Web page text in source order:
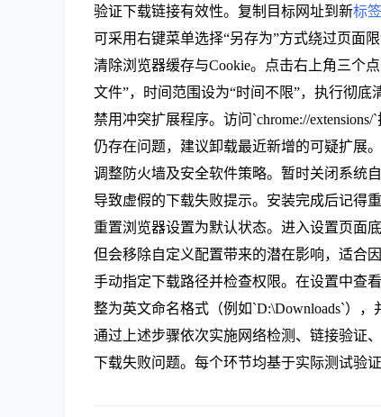
验证下载链接有效性。复制目标网址到新标
可采用右键菜单选择“另存为”方式绕过页面限
清除浏览器缓存与Cookie。点击右上角三个
文件”，时间范围设为“时间不限”，执行彻
禁用冲突扩展程序。访问`chrome://
仍存在问题，建议卸载最近新增的可疑扩展
调整防火墙及安全软件策略。暂时关闭系统
导致虚假的下载失败提示。安装完成后记得
重置浏览器设置为默认状态。进入设置页面
但会移除自定义配置带来的潜在影响，适合
手动指定下载路径并检查权限。在设置中查
整为英文命名格式（例如`D:\Downloads`）
通过上述步骤依次实施网络检测、链接验证
下载失败问题。每个环节均基于实际测试验